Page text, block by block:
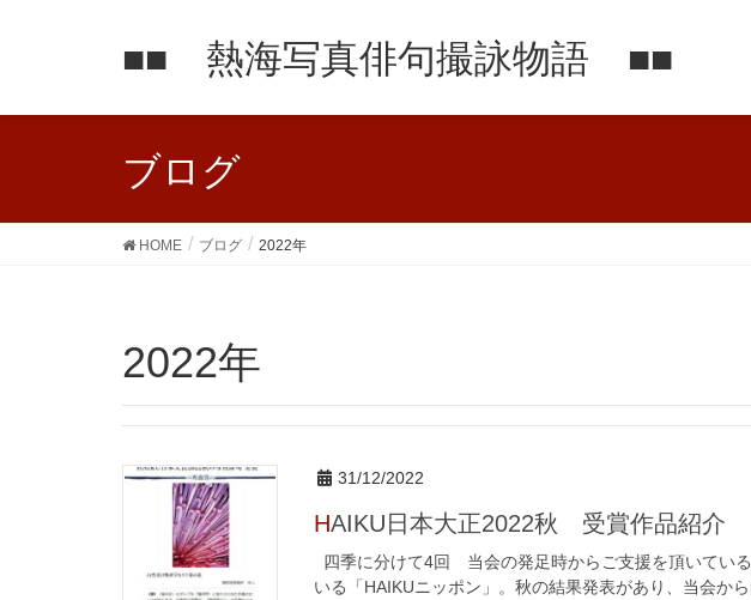
■■ 熱海写真俳句撮詠物語 ■■
ブログ
HOME ブログ 2022年
2022年
31/12/2022
HAIKU日本大正2022秋 受賞作品紹
四季に分けて4回 当会の発足時からご支援を頂いてい
いる「HAIKUニッポン」。秋の結果発表があり、当会か